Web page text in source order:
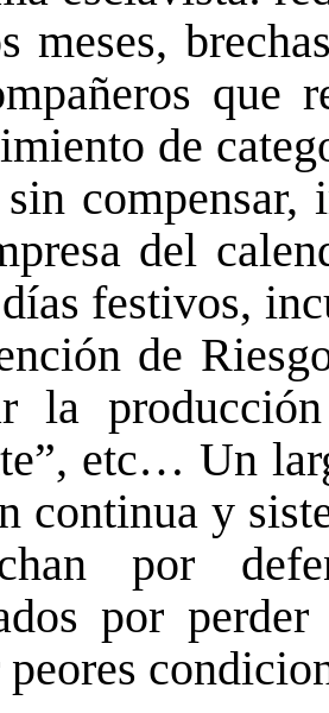
meses,
que
de
del
festivos,
de
la
etc… Un
continua y
por
por